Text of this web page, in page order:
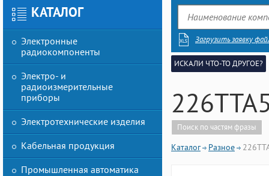
КАТАЛОГ
Электронные
радиокомпоненты
Электро- и
радиоизмерительные
приборы
Электротехнические изделия
Кабельная продукция
Промышленная автоматика
Загрузить заявку
ИСКАЛИ ЧТО-ТО ДРУГОЕ?
Поиск по частям фразы
Каталог Разное